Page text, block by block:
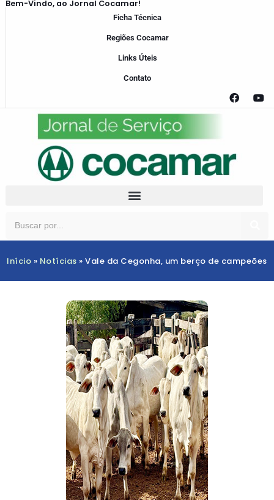
Bem-Vindo, ao Jornal Cocamar!
Ficha Técnica
Regiões Cocamar
Links Úteis
Contato
Início » Notícias »Vale da Cegonha, um berço de campeões